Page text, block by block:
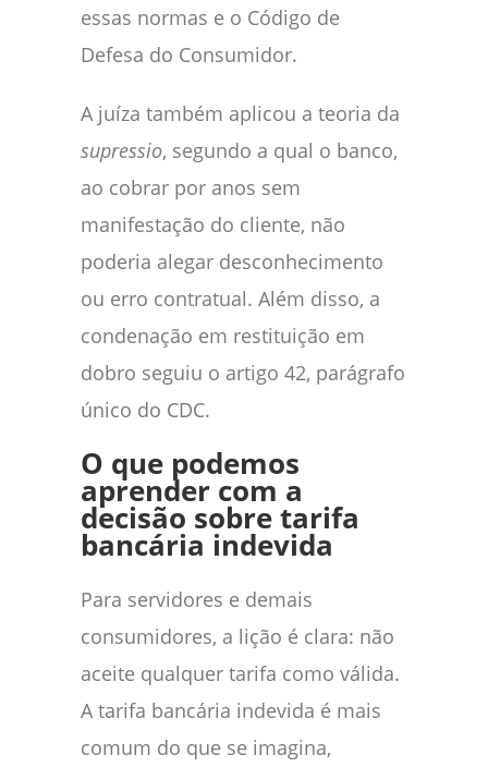
essas normas e o Código de
Defesa do Consumidor.
A juíza também aplicou a teoria da
supressio, segundo a qual o banco,
ao cobrar por anos sem
manifestação do cliente, não
poderia alegar desconhecimento
ou erro contratual. Além disso, a
condenação em restituição em
dobro seguiu o artigo 42, parágrafo
único do CDC.
O que podemos
aprender com a
decisão sobre tarifa
bancária indevida
Para servidores e demais
consumidores, a lição é clara: não
aceite qualquer tarifa como válida.
A tarifa bancária indevida é mais
comum do que se imagina,